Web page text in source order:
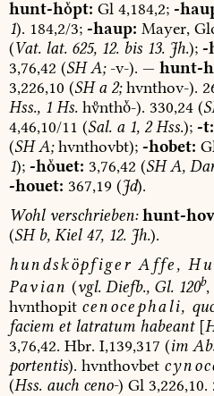
hunt-hpt: Gl4,184,2; -
1). 184,2/3; -haup: Mayer,
(Vat.lat.625,12.bis 13.Jh.); -
3,76,42 (SHA;-v-). — hunt-
3,226,10 (SHa2;hvnthov-).
Hss.,1Hs. hnth-). 330,24(
4,46,10/11 (Sal.a1, 2Hss.); -t:
(SHA;hvnthovbt); -hobet:
1); -huet: 3,76,42 (SHA,
-houet: 367,19 (Jd).
Wohlverschrieben: hunt-
(SHb,Kiel 47,12.Jh.).
hundsköpfiger Affe,
Pavian (vgl. Diefb.,Gl.120b,
hvnthopit cenocephali,
faciemetlatratumhabeant[
3,76,42. Hbr. I,139,317 (im
portentis). hvnthovbet
(Hss.auch ceno-) Gl3,226,10.